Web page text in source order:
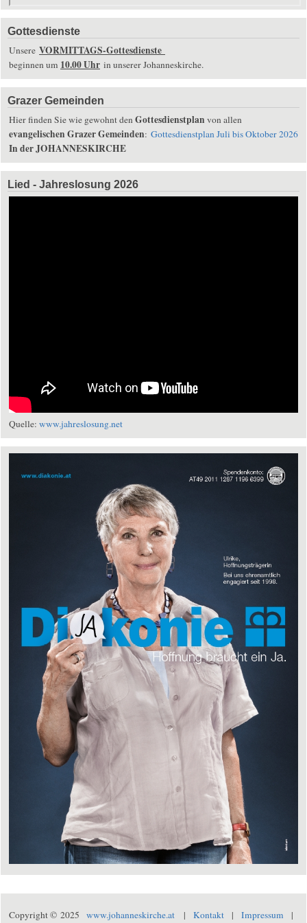
Gottesdienste
Unsere VORMITTAGS-Gottesdienste
beginnen um 10.00 Uhr in unserer Johanneskirche.
Grazer Gemeinden
Hier finden Sie wie gewohnt denGottesdienstplan von allen
evangelischen Grazer Gemeinden: Gottesdienstplan Juli bis Oktober 2026
In der JOHANNESKIRCHE
Lied - Jahreslosung 2026
Quelle: www.jahreslosung.net
Copyright © 2025 www.johanneskirche.at | Kontakt | Impressum |